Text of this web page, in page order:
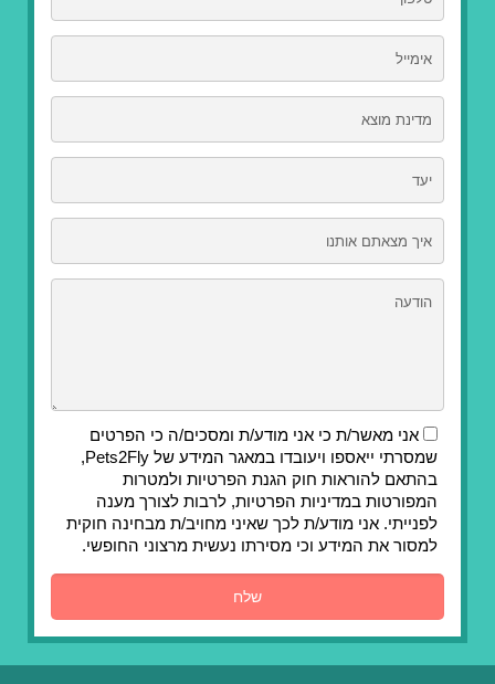
אני מאשר/ת כי אני מודע/ת ומסכים/ה כי הפרטים
שמסרתי ייאספו ויעובדו במאגר המידע של Pets2Fly,
בהתאם להוראות חוק הגנת הפרטיות ולמטרות
המפורטות במדיניות הפרטיות, לרבות לצורך מענה
לפנייתי. אני מודע/ת לכך שאיני מחויב/ת מבחינה חוקית
למסור את המידע וכי מסירתו נעשית מרצוני החופשי.